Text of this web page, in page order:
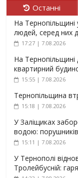
Останні
На
людей, серед них
17:27 | 7.08.2026
На
квартирний
15:55 | 7.08.2026
Тернопільщина
15:18 | 7.08.2026
У Заліщиках
водою:
15:11 | 7.08.2026
У Тернополі
Тролейбусній: